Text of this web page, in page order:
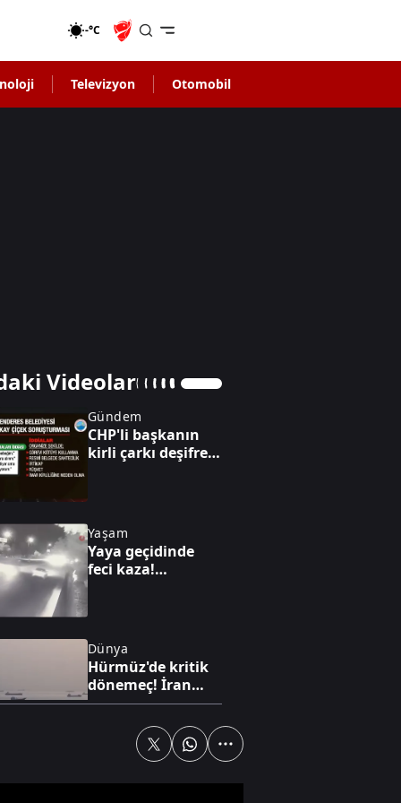
-°C
Televizyon Otomobil
Videolar
Gündem
CHP'li başkanın
kirli çarkı deşifre
Yaşam
Yaya geçidinde
feci kaza!
Dünya
Hürmüz'de kritik
dönemeç! İran
taviz mi verdi? A
Bakan